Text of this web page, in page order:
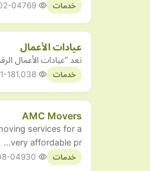
خدمات 04
عيادات الأعمال
تعد “عيادات الأعمال
خدمات 18
AMC Movers
services for a
very affordable pr…
خدمات 04